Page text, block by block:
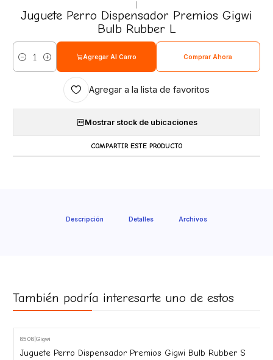
Juguete Perro Dispensador Premios Gigwi
Bulb Rubber L
Cantidad
Agregar Al Carro Comprar Ahora
Agregar a la lista de favoritos
Mostrar stock de ubicaciones
COMPARTIR ESTE PRODUCTO
Descripción Detalles Archivos
También podría interesarte uno de estos
8508| Gigwi
Juguete Perro Dispensador Premios Gigwi Bulb Rubber S